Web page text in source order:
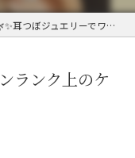
耳つぼジュエリーでワンランク上のケアを✨🌿
ランク上のケ